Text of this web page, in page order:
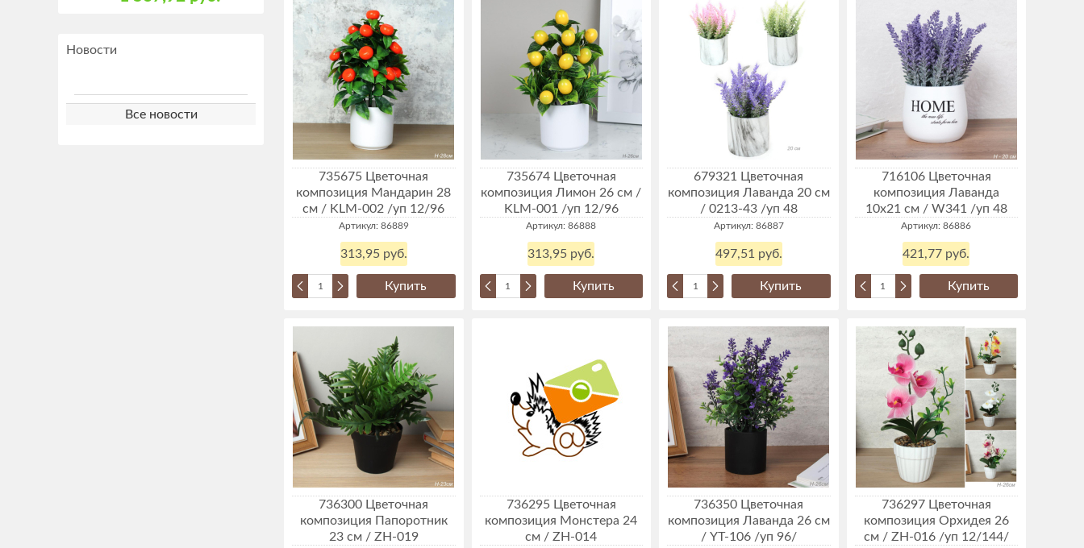
Новости
Все новости
735675 Цветочная
композиция Мандарин 28
см / KLM-002 /уп 12/96
Артикул: 86889
313,95 руб.
Купить
735674 Цветочная
композиция Лимон 26 см /
KLM-001 /уп 12/96
Артикул: 86888
313,95 руб.
Купить
679321 Цветочная
композиция Лаванда 20 см
/ 0213-43 /уп 48
Артикул: 86887
497,51 руб.
Купить
716106 Цветочная
композиция Лаванда
10x21 см / W341 /уп 48
Артикул: 86886
421,77 руб.
Купить
736300 Цветочная
композиция Папоротник
23 см / ZH-019
736295 Цветочная
композиция Монстера 24
см / ZH-014
736350 Цветочная
композиция Лаванда 26 см
/ YT-106 /уп 96/
736297 Цветочная
композиция Орхидея 26
см / ZH-016 /уп 12/144/